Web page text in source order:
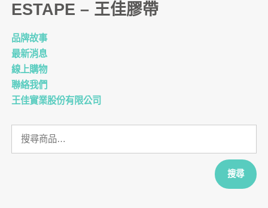
ESTAPE – 王佳膠帶
品牌故事
最新消息
線上購物
聯絡我們
王佳實業股份有限公司
搜尋